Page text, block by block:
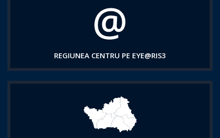
REGIUNEA CENTRU PE EYE@RIS3